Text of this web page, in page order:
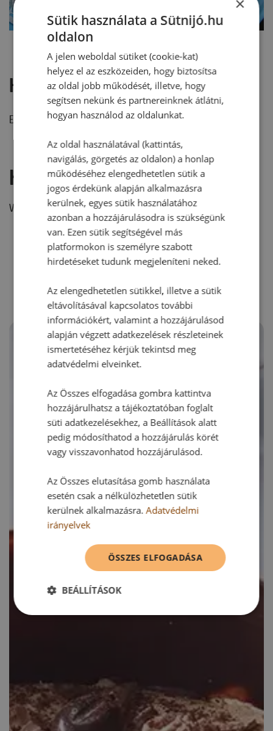
Hozzászólások
Ehhez a recepthez még nem érkezett hozzászólás.
Hozzászólás írása
Vélemény írásához, kérjük,jelentkezz be!
RECEPTAJÁNLÓ
Sütik használata a Sütnijó.hu
oldalon
A jelen weboldal sütiket (cookie-kat)
helyez el az eszközeiden, hogy biztosítsa
az oldal jobb működését, illetve, hogy
segítsen nekünk és partnereinknek átlátni,
hogyan használod az oldalunkat.
Az oldal használatával (kattintás,
navigálás, görgetés az oldalon) a honlap
működéséhez elengedhetetlen sütik a
jogos érdekünk alapján alkalmazásra
kerülnek, egyes sütik használatához
azonban a hozzájárulásodra is szükségünk
van. Ezen sütik segítségével más
platformokon is személyre szabott
hirdetéseket tudunk megjeleníteni neked.
Az elengedhetetlen sütikkel, illetve a sütik
eltávolításával kapcsolatos további
információkért, valamint a hozzájárulásod
alapján végzett adatkezelések részleteinek
ismertetéséhez kérjük tekintsd meg
adatvédelmi elveinket.
Az Összes elfogadása gombra kattintva
hozzájárulhatsz a tájékoztatóban foglalt
süti adatkezelésekhez, a Beállítások alatt
pedig módosíthatod a hozzájárulás körét
vagy visszavonhatod hozzájárulásod.
Az Összes elutasítása gomb használata
esetén csak a nélkülözhetetlen sütik
kerülnek alkalmazásra.Adatvédelmi
irányelvek
ÖSSZES ELFOGADÁSA
BEÁLLÍTÁSOK